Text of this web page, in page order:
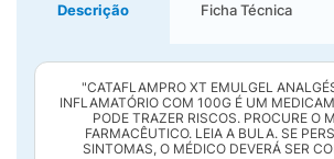
Descrição Ficha Técnica
"CATAFLAMPRO XT EMULGEL
INFLAMATÓRIO COM 100G É UM
PODE TRAZER RISCOS. PROCURE O
FARMACÊUTICO. LEIA A BULA. SE
SINTOMAS, O MÉDICO DEVERÁ SER